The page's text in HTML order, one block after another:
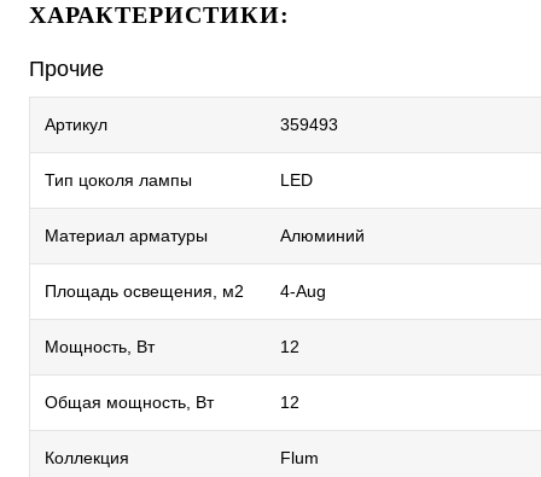
ХАРАКТЕРИСТИКИ:
Прочие
Артикул 359493
Тип цоколя лампы LED
Материал арматуры Алюминий
Площадь освещения, м2 4-Aug
Мощность, Вт 12
Общая мощность, Вт 12
Коллекция Flum